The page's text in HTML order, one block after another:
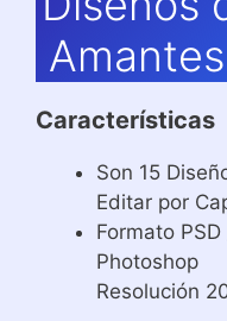
Características
Son 15
Editar por
Formato
Photoshop
Resolución